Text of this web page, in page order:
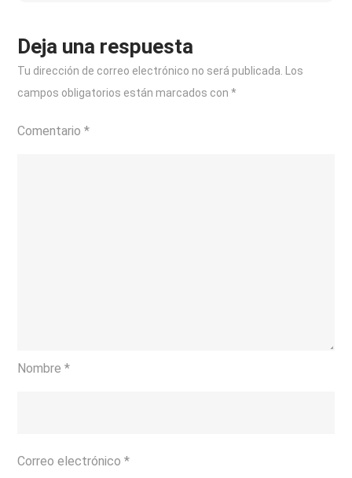
Deja una respuesta
Tu dirección de correo electrónico no será publicada.
Los
campos obligatorios están marcados con*
Comentario*
Nombre*
Correo electrónico*